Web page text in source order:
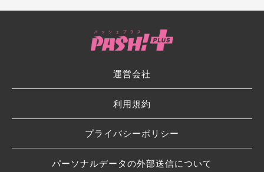
運営会社
利用規約
プライバシーポリシー
パーソナルデータの外部送信について